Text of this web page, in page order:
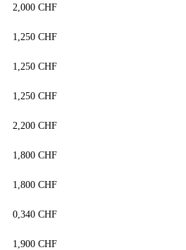
2,000 CHF
1,250 CHF
1,250 CHF
1,250 CHF
2,200 CHF
1,800 CHF
1,800 CHF
0,340 CHF
1,900 CHF